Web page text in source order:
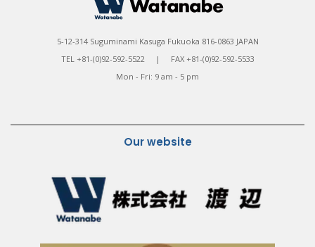
5-12-314 Suguminami Kasuga Fukuoka 816-0863 JAPAN
TEL +81-(0)92-592-5522 | FAX +81-(0)92-592-5533
Mon - Fri: 9 am - 5 pm
Our website